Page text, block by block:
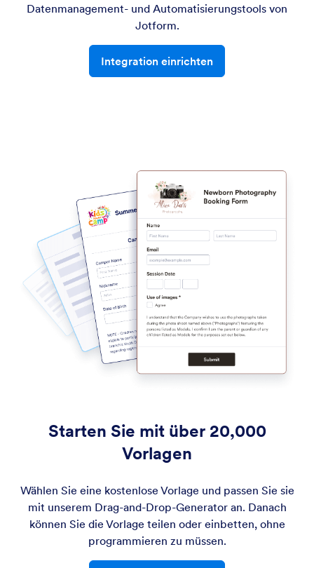
Datenmanagement- und Automatisierungstools von
Jotform.
Integration einrichten
Starten Sie mit über 20,000
Vorlagen
Wählen Sie eine kostenlose Vorlage und passen Sie sie
mit unserem Drag-and-Drop-Generator an. Danach
können Sie die Vorlage teilen oder einbetten, ohne
programmieren zu müssen.